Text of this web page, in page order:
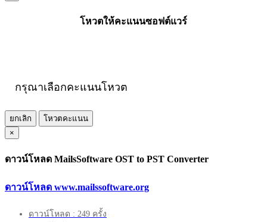
โหวตให้คะแนนซอฟต์แวร์
กรุณาเลือกคะแนนโหวต
ยกเลิก
โหวตคะแนน
×
ดาวน์โหลด MailsSoftware OST to PST Converter
ดาวน์โหลด www.mailssoftware.org
ดาวน์โหลด : 249 ครั้ง